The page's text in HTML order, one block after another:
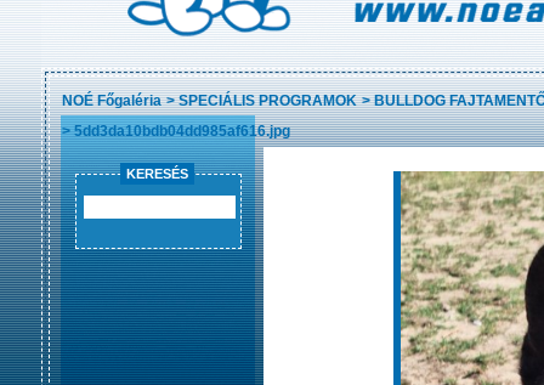
NOÉ Főgaléria >SPECIÁLIS PROGRAMOK >BULLDOG
>5dd3da10bdb04dd985af616.jpg
KERESÉS